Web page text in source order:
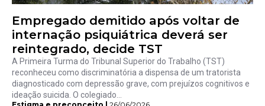
Empregado demitido após voltar de
internação psiquiátrica deverá ser
reintegrado, decide TST
A Primeira Turma do Tribunal Superior do Trabalho (TST)
reconheceu como discriminatória a dispensa de um tratorista
diagnosticado com depressão grave, com prejuízos cognitivos e
ideação suicida. O colegiado...